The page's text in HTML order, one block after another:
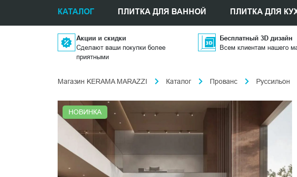
КАТАЛОГ ПЛИТКА ДЛЯ ВАННОЙ ПЛИТКА ДЛЯ
Акции и скидки
Сделают ваши покупки более
приятными
Бесплатный 3D дизайн
Всем клиентам нашего
Магазин KERAMA MARAZZI Каталог Прованс Руссильон
НОВИНКА